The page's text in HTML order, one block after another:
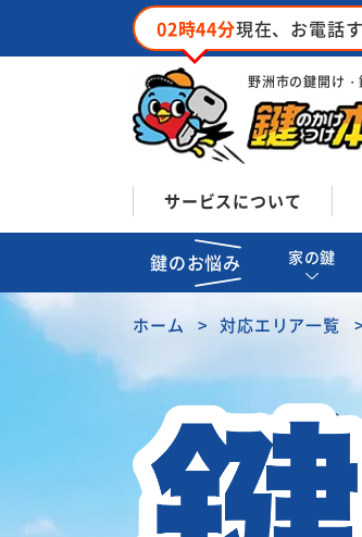
02時44分現在、お電話
野洲市の鍵開け
サービスについて
鍵のお悩み 家の鍵
ホーム 対応エリア一覧